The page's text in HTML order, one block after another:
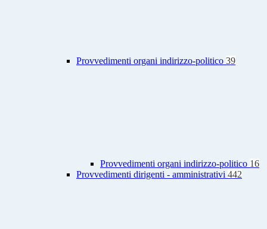
Provvedimenti organi indirizzo-politico 39
Provvedimenti organi indirizzo-politico 16
Provvedimenti dirigenti - amministrativi 442